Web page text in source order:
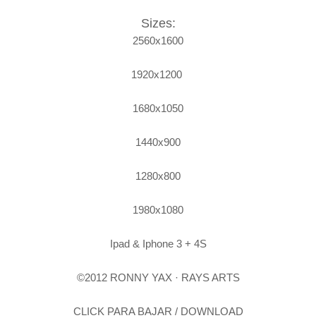
Sizes:
2560x1600
1920x1200
1680x1050
1440x900
1280x800
1980x1080
Ipad & Iphone 3 + 4S
©2012 RONNY YAX · RAYS ARTS
CLICK PARA BAJAR / DOWNLOAD